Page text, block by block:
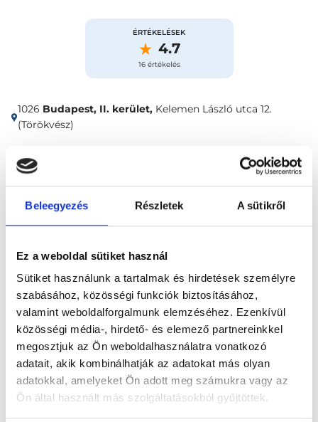
Beleegyezés Részletek A sütikről
Ez a weboldal sütiket használ
Sütiket használunk a tartalmak és hirdetések személyre
szabásához, közösségi funkciók biztosításához,
valamint weboldalforgalmunk elemzéséhez. Ezenkívül
közösségi média-, hirdető- és elemező partnereinkkel
megosztjuk az Ön weboldalhasználatra vonatkozó
adatait, akik kombinálhatják az adatokat más olyan
adatokkal, amelyeket Ön adott meg számukra vagy az
Ön által használt más szolgáltatásokból gyűjtöttek.
ÉRTÉKELÉSEK
4.7
16 értékelés
1026 Budapest, II. kerület, Kelemen László utca 12.
(Törökvész)
Időpontfoglalás Vélemények
Főoldal Klinikák
Andrológus, Budapest, II. kerület KRIO Intézet